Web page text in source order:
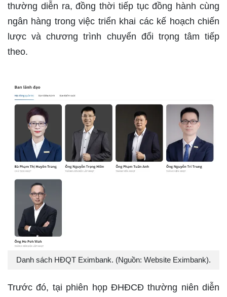
thường diễn ra, đồng thời tiếp tục đồng hành cùng
ngân hàng trong việc triển khai các kế hoạch chiến
lược và chương trình chuyển đổi trọng tâm tiếp
theo.
Danh sách HĐQT Eximbank. (Nguồn: Website Eximbank).
Trước đó, tại phiên họp ĐHĐCĐ thường niên diễn